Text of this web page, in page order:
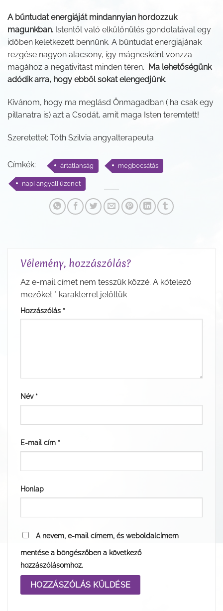
A bűntudat energiáját mindannyian hordozzuk
magunkban. Istentől való elkülönülés gondolatával egy
időben keletkezett bennünk. A bűntudat energiájának
rezgése nagyon alacsony, így mágnesként vonzza
magához a negativitást minden téren.
Ma lehetőségünk
adódik arra, hogy ebből sokat elengedjünk.
Kívánom, hogy ma meglásd Önmagadban ( ha csak egy
pillanatra is) azt a Csodát, amit maga Isten teremtett!
Szeretettel: Tóth Szilvia angyalterapeuta
Címkék: ártatlanság megbocsátás
napi angyali üzenet
Vélemény, hozzászólás?
Az e-mail címet nem tesszük közzé. A kötelező
mezőket * karakterrel jelöltük
Hozzászólás *
Név *
E-mail cím *
Honlap
A nevem, e-mail címem, és weboldalcímem
mentése a böngészőben a következő
hozzászólásomhoz.